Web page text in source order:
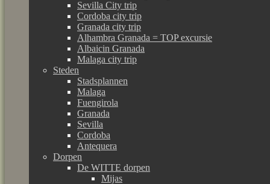
Sevilla City trip
Cordoba city trip
Granada city trip
Alhambra Granada = TOP excursie
Albaicin Granada
Malaga city trip
Steden
Stadsplannen
Malaga
Fuengirola
Granada
Sevilla
Cordoba
Antequera
Dorpen
De WITTE dorpen
Mijas